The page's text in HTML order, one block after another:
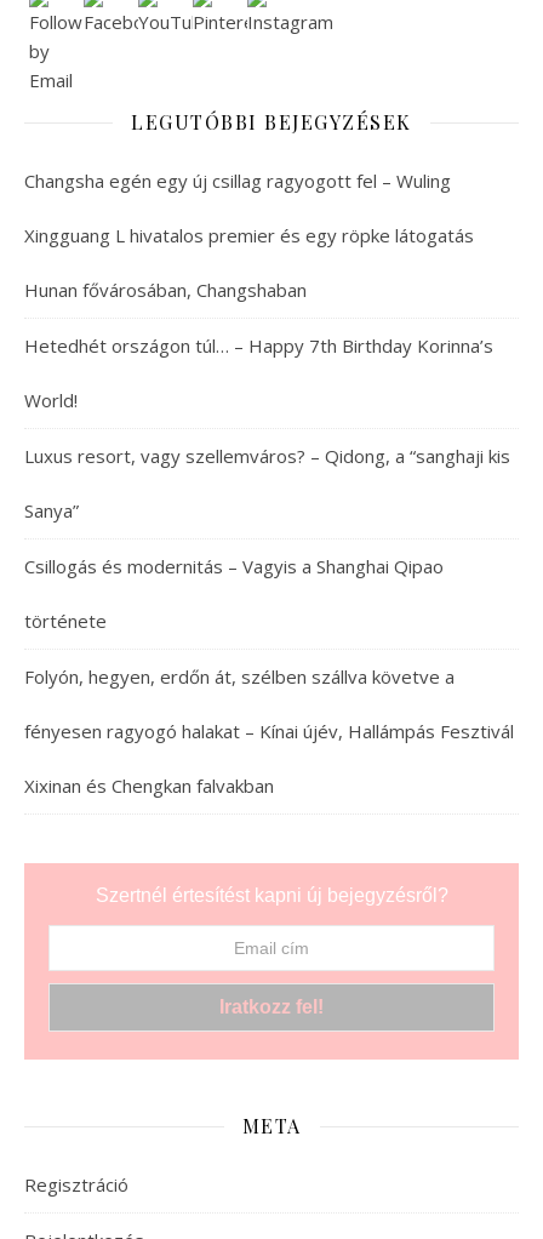
LEGUTÓBBI BEJEGYZÉSEK
Changsha egén egy új csillag ragyogott fel – Wuling
Xingguang L hivatalos premier és egy röpke látogatás
Hunan fővárosában, Changshaban
Hetedhét országon túl… – Happy 7th Birthday Korinna’s
World!
Luxus resort, vagy szellemváros? – Qidong, a “sanghaji kis
Sanya”
Csillogás és modernitás – Vagyis a Shanghai Qipao
története
Folyón, hegyen, erdőn át, szélben szállva követve a
fényesen ragyogó halakat – Kínai újév, Hallámpás Fesztivál
Xixinan és Chengkan falvakban
Szertnél értesítést kapni új bejegyzésről?
META
Regisztráció